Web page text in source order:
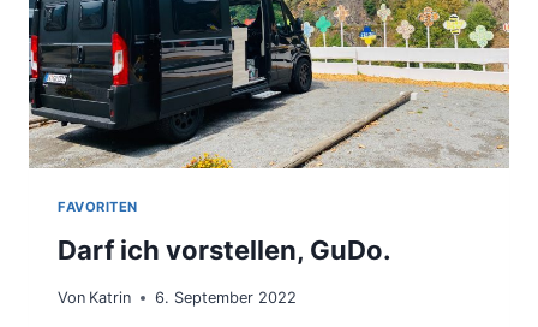
FAVORITEN
Darf ich vorstellen, GuDo.
Von Katrin 6. September 2022